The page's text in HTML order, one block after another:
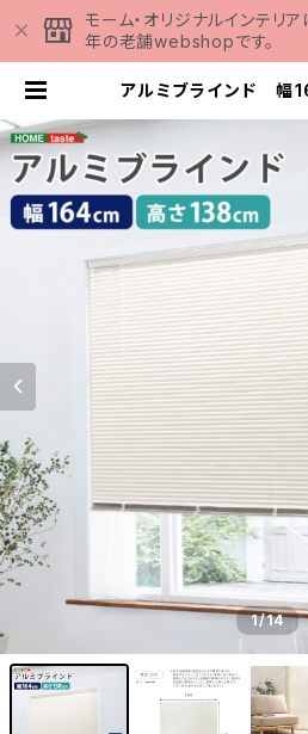
モーム・オリジナルインテリ
年の老舗webshopです。
アルミブラインド 幅
1/14